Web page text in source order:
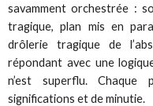
savamment orchestrée :
tragique, plan mis en
drôlerie tragique de
répondant avec une
n’est superflu.
significations et de minutie.